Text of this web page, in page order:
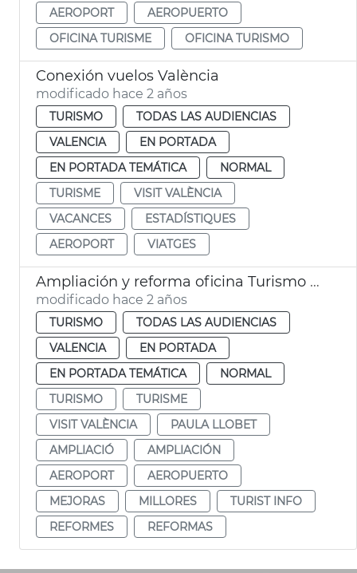
AEROPORT
AEROPUERTO
OFICINA TURISME
OFICINA TURISMO
Conexión vuelos València
modificado hace 2 años
TURISMO
TODAS LAS AUDIENCIAS
VALENCIA
EN PORTADA
EN PORTADA TEMÁTICA
NORMAL
TURISME
VISIT VALÈNCIA
VACANCES
ESTADÍSTIQUES
AEROPORT
VIATGES
Ampliación y reforma oficina Turismo Aeropuerto València
modificado hace 2 años
TURISMO
TODAS LAS AUDIENCIAS
VALENCIA
EN PORTADA
EN PORTADA TEMÁTICA
NORMAL
TURISMO
TURISME
VISIT VALÈNCIA
PAULA LLOBET
AMPLIACIÓ
AMPLIACIÓN
AEROPORT
AEROPUERTO
MEJORAS
MILLORES
TURIST INFO
REFORMES
REFORMAS